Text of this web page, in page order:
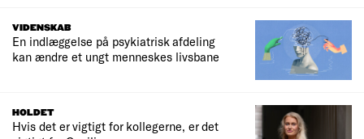
VIDENSKAB
En indlæggelse på psykiatrisk afdeling
kan ændre et ungt menneskes livsbane
HOLDET
Hvis det er vigtigt for kollegerne, er det